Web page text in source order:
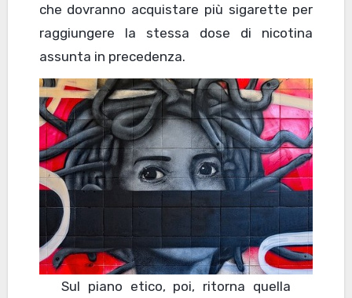
che dovranno acquistare più sigarette per
raggiungere la stessa dose di nicotina
assunta in precedenza.
Sul piano etico, poi, ritorna quella